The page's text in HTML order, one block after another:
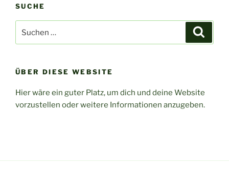
SUCHE
nach:
ÜBER DIESE WEBSITE
Hier wäre ein guter Platz, um dich und deine Website
vorzustellen oder weitere Informationen anzugeben.